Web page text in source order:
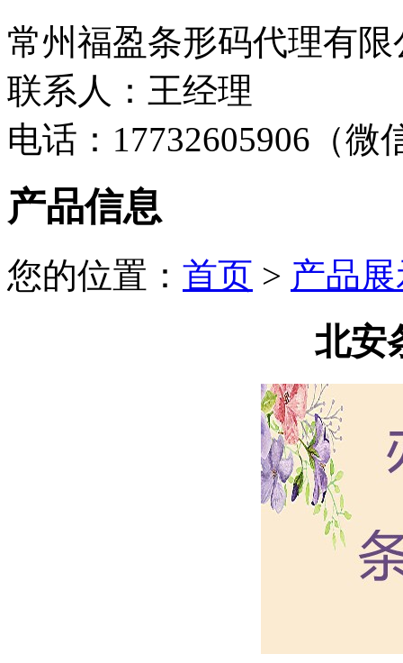
常州福盈条形码代理有限
联系人：王经理
电话：17732605906（微
产品信息
您的位置： 首页 > 产品
北安